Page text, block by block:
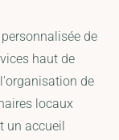
de
haut de
de
locaux
un accueil